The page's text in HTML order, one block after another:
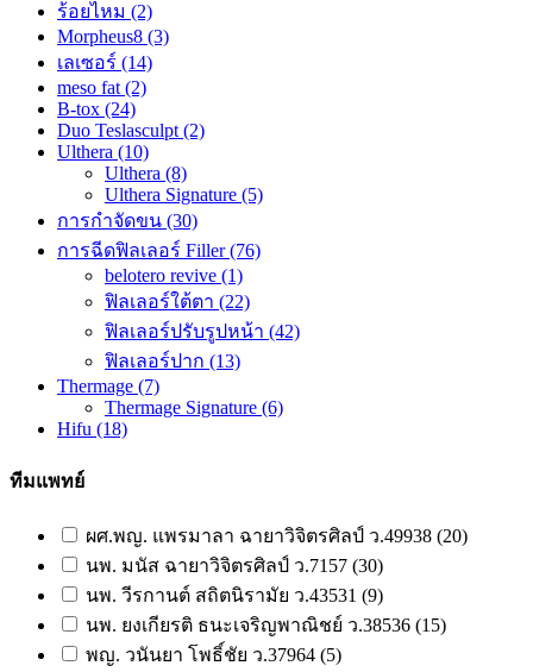
ร้อยไหม (2)
Morpheus8 (3)
เลเซอร์ (14)
meso fat (2)
B-tox (24)
Duo Teslasculpt (2)
Ulthera (10)
Ulthera (8)
Ulthera Signature (5)
การกำจัดขน (30)
การฉีดฟิลเลอร์ Filler(76)
belotero revive (1)
ฟิลเลอร์ใต้ตา (22)
ฟิลเลอร์ปรับรูปหน้า (42)
ฟิลเลอร์ปาก (13)
Thermage (7)
Thermage Signature (6)
Hifu (18)
ทีมแพทย์
ผศ.พญ. แพรมาลา ฉายาวิจิตรศิลป์ ว.49938 (20)
นพ. มนัส ฉายาวิจิตรศิลป์ ว.7157 (30)
นพ. วีรกานต์ สถิตนิรามัย ว.43531 (9)
นพ. ยงเกียรติ ธนะเจริญพาณิชย์ ว.38536 (15)
พญ. วนันยา โพธิ์ชัย ว.37964 (5)